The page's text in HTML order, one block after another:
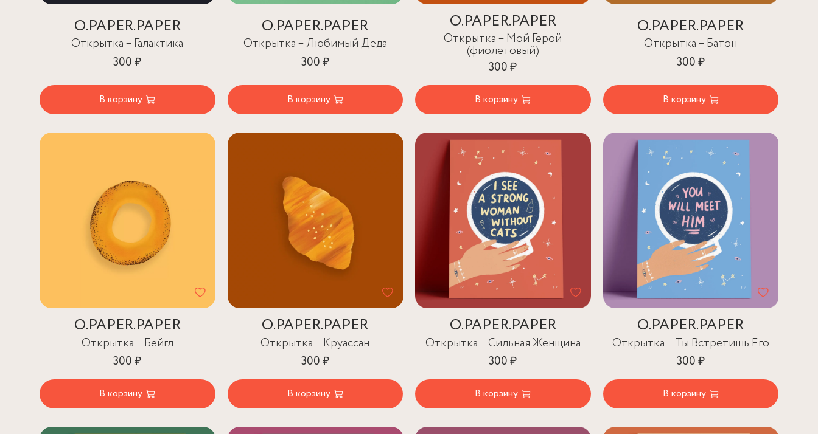
O.PAPER.PAPER
Открытка – Галактика
300 ₽
В корзину
O.PAPER.PAPER
Открытка – Любимый Деда
300 ₽
В корзину
O.PAPER.PAPER
Открытка – Мой Герой
(фиолетовый)
300 ₽
В корзину
O.PAPER.PAPER
Открытка – Батон
300 ₽
В корзину
O.PAPER.PAPER
Открытка – Бейгл
300 ₽
В корзину
O.PAPER.PAPER
Открытка – Круассан
300 ₽
В корзину
O.PAPER.PAPER
Открытка – Сильная Женщина
300 ₽
В корзину
O.PAPER.PAPER
Открытка – Ты Встретишь Его
300 ₽
В корзину